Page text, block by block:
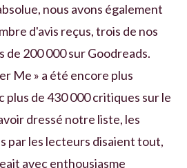
nous avons également
d'avis reçus, trois de nos
de 200 000 sur Goodreads.
Me » a été encore plus
plus de 430 000 critiques sur le
dressé notre liste, les
par les lecteurs disaient tout,
avec enthousiasme